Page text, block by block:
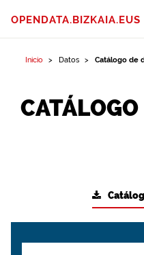
OPENDATA.BIZKAIA.EUS
Inicio Datos Catálogo de